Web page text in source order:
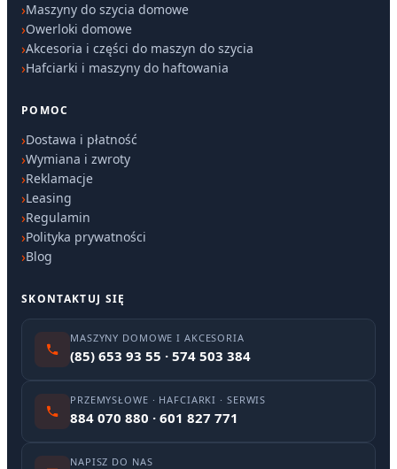
Maszyny do szycia domowe
Owerloki domowe
Akcesoria i części do maszyn do szycia
Hafciarki i maszyny do haftowania
POMOC
Dostawa i płatność
Wymiana i zwroty
Reklamacje
Leasing
Regulamin
Polityka prywatności
Blog
SKONTAKTUJ SIĘ
MASZYNY DOMOWE I AKCESORIA
(85) 653 93 55 · 574 503 384
PRZEMYSŁOWE · HAFCIARKI · SERWIS
884 070 880 · 601 827 771
NAPISZ DO NAS